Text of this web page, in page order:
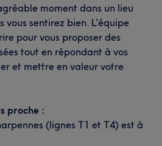
moment dans un lieu
vous sentirez bien. L'équipe
pour vous proposer des
tout en répondant à vos
et mettre en valeur votre
proche :
(lignes T1 et T4) est à